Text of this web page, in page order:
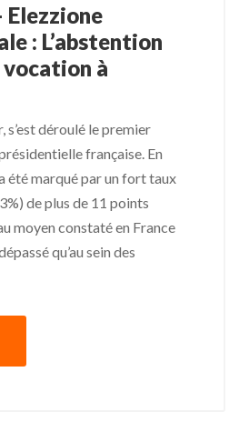
Elezzione
: L’abstention
à
s’est déroulé le premier
française. En
été marqué par un fort taux
de plus de 11 points
moyen constaté en France
qu’au sein des